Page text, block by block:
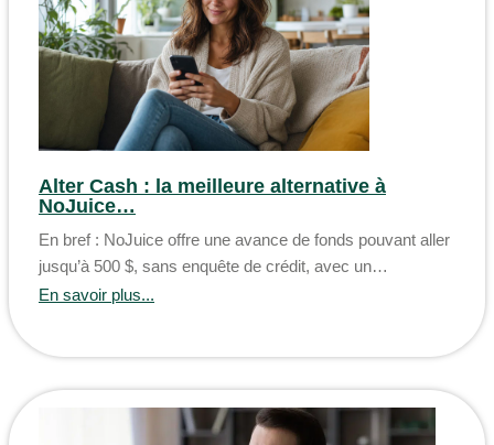
Alter Cash : la meilleure alternative à
NoJuice…
En bref : NoJuice offre une avance de fonds pouvant aller
jusqu’à 500 $, sans enquête de crédit, avec un…
En savoir plus...